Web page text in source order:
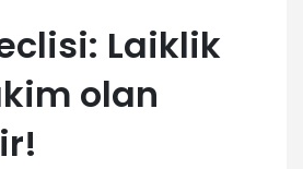
Laiklik
olan